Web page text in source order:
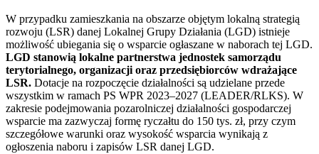
W przypadku zamieszkania na obszarze objętym lokalną strategią
rozwoju (LSR) danej Lokalnej Grupy Działania (LGD) istnieje
możliwość ubiegania się o wsparcie ogłaszane w naborach tej LGD.
LGD stanowią lokalne partnerstwa jednostek samorządu
terytorialnego, organizacji oraz przedsiębiorców wdrażające
LSR. Dotacje na rozpoczęcie działalności są udzielane przede
wszystkim w ramach PS WPR 2023–2027 (LEADER/RLKS). W
zakresie podejmowania pozarolniczej działalności gospodarczej
wsparcie ma zazwyczaj formę ryczałtu do 150 tys. zł, przy czym
szczegółowe warunki oraz wysokość wsparcia wynikają z
ogłoszenia naboru i zapisów LSR danej LGD.